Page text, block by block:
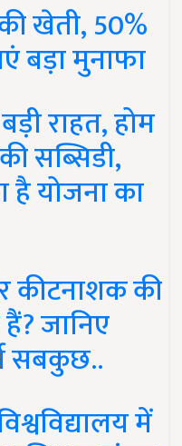
खेती, 50%
बड़ा मुनाफा
राहत, होम
सब्सिडी,
योजना का
कीटनाशक की
जानिए
सबकुछ..
में